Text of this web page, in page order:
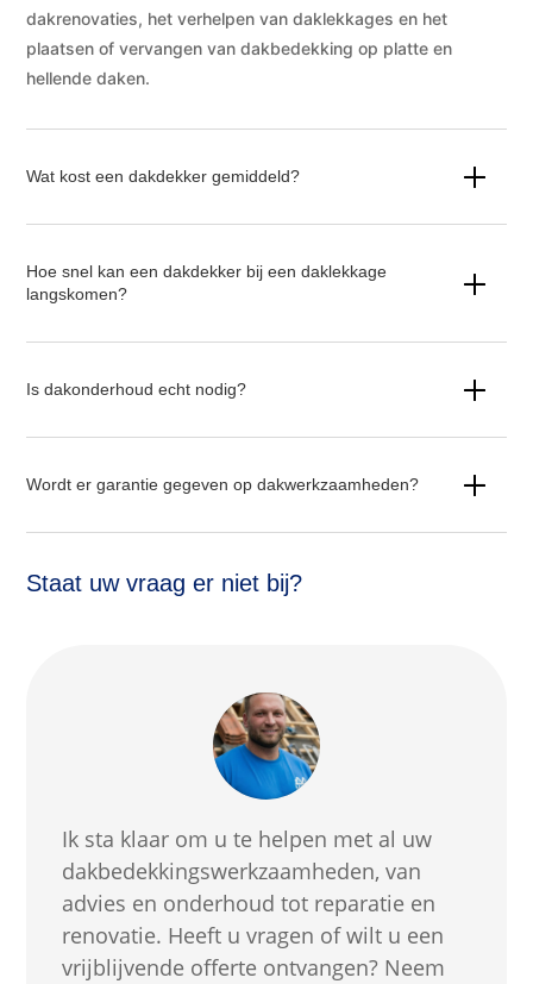
dakrenovaties, het verhelpen van daklekkages en het
plaatsen of vervangen van dakbedekking op platte en
hellende daken.
Wat kost een dakdekker gemiddeld?
Hoe snel kan een dakdekker bij een daklekkage
langskomen?
Is dakonderhoud echt nodig?
Wordt er garantie gegeven op dakwerkzaamheden?
Staat uw vraag er niet bij?
Ik sta klaar om u te helpen met al uw
dakbedekkingswerkzaamheden, van
advies en onderhoud tot reparatie en
renovatie. Heeft u vragen of wilt u een
vrijblijvende offerte ontvangen? Neem